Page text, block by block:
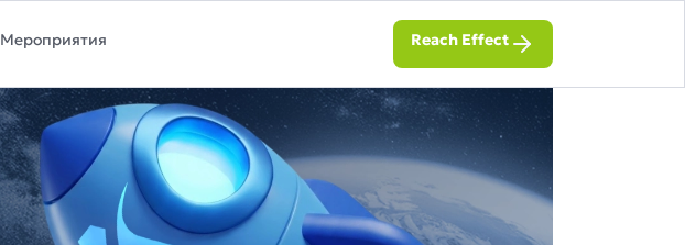
Мероприятия Reach Effect